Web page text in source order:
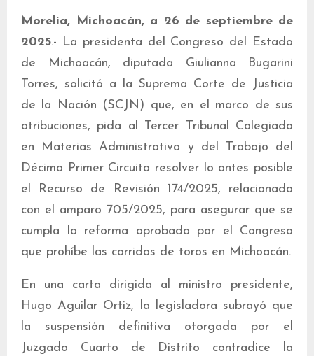
Morelia, Michoacán, a 26 de septiembre de
2025.- La presidenta del Congreso del Estado
de Michoacán, diputada Giulianna Bugarini
Torres, solicitó a la Suprema Corte de Justicia
de la Nación (SCJN) que, en el marco de sus
atribuciones, pida al Tercer Tribunal Colegiado
en Materias Administrativa y del Trabajo del
Décimo Primer Circuito resolver lo antes posible
el Recurso de Revisión 174/2025, relacionado
con el amparo 705/2025, para asegurar que se
cumpla la reforma aprobada por el Congreso
que prohíbe las corridas de toros en Michoacán.
En una carta dirigida al ministro presidente,
Hugo Aguilar Ortiz, la legisladora subrayó que
la suspensión definitiva otorgada por el
Juzgado Cuarto de Distrito contradice la